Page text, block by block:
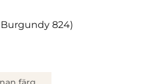
Burgundy 824)